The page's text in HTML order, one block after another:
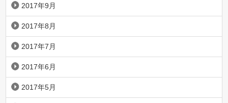
2017年9月
2017年8月
2017年7月
2017年6月
2017年5月